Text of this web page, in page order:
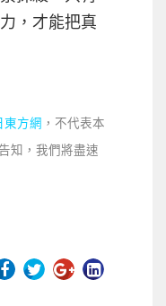
，才能把真
方網 ，不代表本
知，我們將盡速